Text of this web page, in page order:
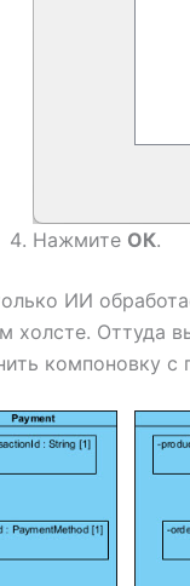
Нажмите ОК.
ИИ
холсте. Оттуда
компоновку